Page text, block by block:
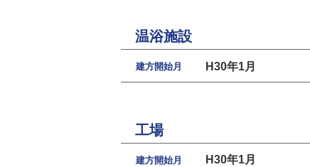
温浴施設
建方開始月 H30年1月
工場
建方開始月 H30年1月